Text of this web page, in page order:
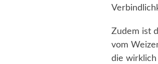
Zudem ist
vom
die